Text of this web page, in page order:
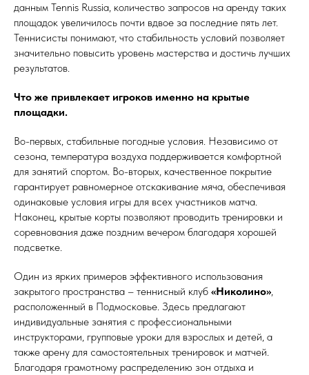
данным Tennis Russia, количество запросов на аренду таких
площадок увеличилось почти вдвое за последние пять лет.
Теннисисты понимают, что стабильность условий позволяет
значительно повысить уровень мастерства и достичь лучших
результатов.
Что же привлекает игроков именно на крытые
площадки.
Во-первых, стабильные погодные условия. Независимо от
сезона, температура воздуха поддерживается комфортной
для занятий спортом. Во-вторых, качественное покрытие
гарантирует равномерное отскакивание мяча, обеспечивая
одинаковые условия игры для всех участников матча.
Наконец, крытые корты позволяют проводить тренировки и
соревнования даже поздним вечером благодаря хорошей
подсветке.
Один из ярких примеров эффективного использования
закрытого пространства – теннисный клуб «Николино»,
расположенный в Подмосковье. Здесь предлагают
индивидуальные занятия с профессиональными
инструкторами, групповые уроки для взрослых и детей, а
также арену для самостоятельных тренировок и матчей.
Благодаря грамотному распределению зон отдыха и